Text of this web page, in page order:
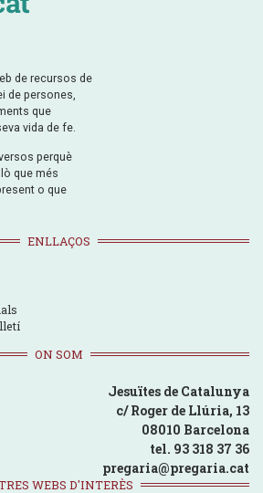
de recursos de
de persones,
que
vida de fe.
perquè
que més
o que
ENLLAÇOS
ON SOM
Jesuïtes de Catalunya
c/ Roger de Llúria, 13
08010 Barcelona
tel. 93 318 37 36
pregaria@pregaria.cat
WEBS D'INTERÈS